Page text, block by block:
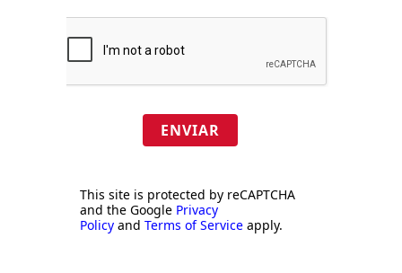
ENVIAR
This site is protected by reCAPTCHA
and the Google Privacy
Policy and Terms of Service apply.